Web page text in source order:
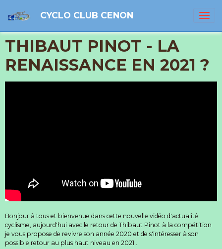
CYCLO CLUB CENON
THIBAUT PINOT - LA
RENAISSANCE EN 2021 ?
Bonjour à tous et bienvenue dans cette nouvelle vidéo d'actualité
cyclisme, aujourd'hui avec le retour de Thibaut Pinot à la compétition
je vous propose de revivre son année 2020 et de s'intéresser à son
possible retour au plus haut niveau en 2021...